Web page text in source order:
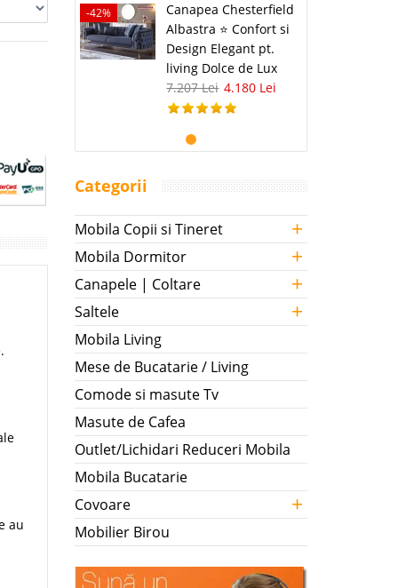
au
-42%
Canapea Chesterfield
Albastra ⭐ Confort si
Design Elegant pt.
living Dolce de Lux
7.207 Lei 4.180 Lei
Categorii
Mobila Copii si Tineret +
Mobila Dormitor +
Canapele | Coltare +
Saltele +
Mobila Living
Mese de Bucatarie / Living
Comode si masute Tv
Masute de Cafea
Outlet/Lichidari Reduceri Mobila
Mobila Bucatarie
Covoare
+
Mobilier Birou